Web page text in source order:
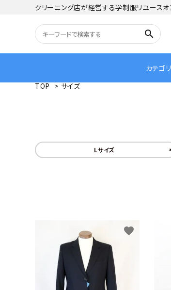
クリーニング店が経営する学制服リユースオ
search
カテゴ
TOP > サイズ
Lサイズ
favorite